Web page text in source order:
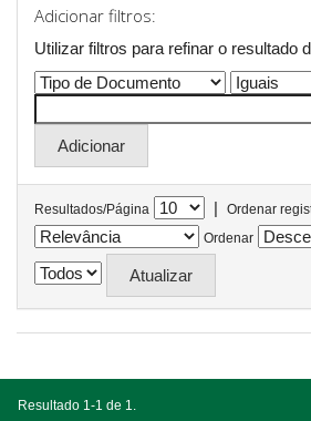
Adicionar filtros:
Utilizar filtros para refinar o resultado
Resultados/Página |
Ordenar
Ordenar
Resultado 1-1 de 1.